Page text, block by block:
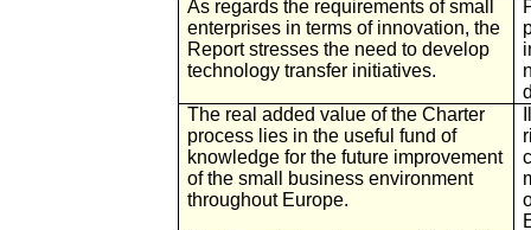
As regards the requirements of small
enterprises in terms of innovation, the
Report stresses the need to develop
technology transfer initiatives.
The real added value of the Charter
process lies in the useful fund of
knowledge for the future improvement
of the small business environment
throughout Europe.